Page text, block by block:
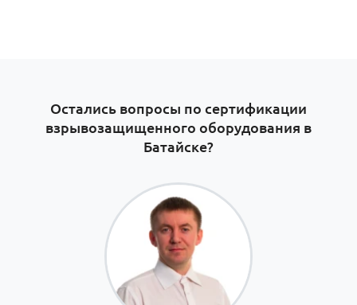
Остались вопросы по сертификации
взрывозащищенного оборудования в
Батайске?